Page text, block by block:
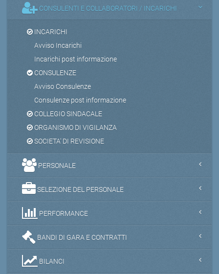
CONSULENTI E COLLABORATORI / INCARICHI
INCARICHI
Avviso Incarichi
Incarichi post informazione
CONSULENZE
Avviso Consulenze
Consulenze post informazione
COLLEGIO SINDACALE
ORGANISMO DI VIGILANZA
SOCIETA' DI REVISIONE
PERSONALE
SELEZIONE DEL PERSONALE
PERFORMANCE
BANDI DI GARA E CONTRATTI
BILANCI